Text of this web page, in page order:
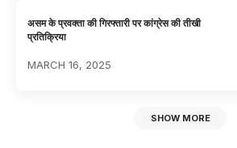
असम के प्रवक्ता की गिरफ्तारी पर कांग्रेस की तीखी
प्रतिक्रिया
MARCH 16, 2025
SHOW MORE